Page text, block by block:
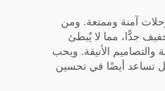
آمنة وممتعة. ومن
جدًّا، مما لا يُبطئ
والتصاميم الأنيقة. ويحب
تساعد أيضًا في تحسين